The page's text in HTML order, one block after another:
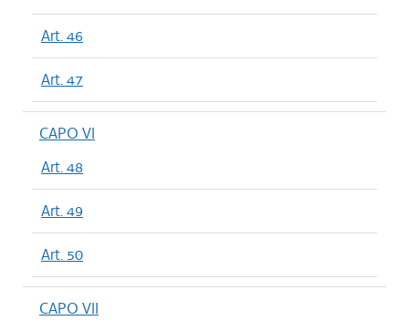
Art. 46
Art. 47
CAPO VI
Art. 48
Art. 49
Art. 50
CAPO VII